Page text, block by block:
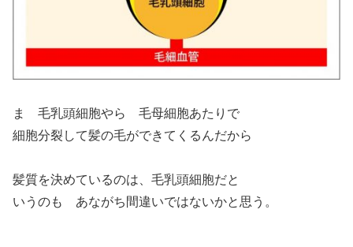
ま 毛乳頭細胞やら 毛母細胞あたりで
細胞分裂して髪の毛ができてくるんだから
髪質を決めているのは、毛乳頭細胞だと
いうのも あながち間違いではないかと思う。